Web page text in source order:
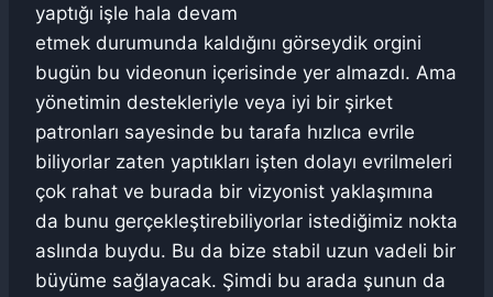
yaptığı işle hala devam
etmek durumunda kaldığını görseydik orgini
bugün bu videonun içerisinde yer almazdı. Ama
yönetimin destekleriyle veya iyi bir şirket
patronları sayesinde bu tarafa hızlıca evrile
biliyorlar zaten yaptıkları işten dolayı evrilmeleri
çok rahat ve burada bir vizyonist yaklaşımına
da bunu gerçekleştirebiliyorlar istediğimiz nokta
aslında buydu. Bu da bize stabil uzun vadeli bir
büyüme sağlayacak. Şimdi bu arada şunun da